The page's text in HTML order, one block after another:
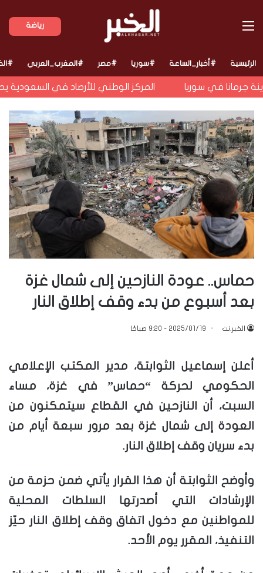
رياضة القائمة
الرئيسية #أخبار_الساعة #سوريا #مصر #المغرب_العربي
جرمانا في سوريا المركز الوطني للأرصاد في السعودية
حماس.. عودة النازحين إلى شمال غزة
بعد أسبوع من بدء وقف إطلاق النار
الخبر.نت 2025/01/19 - 9:20 صباحًا
أعلن إسماعيل الثوابتة، مدير المكتب الإعلامي
الحكومي لحركة “حماس” في غزة، مساء
السبت، أن النازحين في القطاع سيتمكنون من
العودة إلى شمال غزة بعد مرور سبعة أيام من
بدء سريان وقف إطلاق النار.
وأوضح الثوابتة أن هذا القرار يأتي ضمن حزمة من
الإرشادات التي أصدرتها السلطات المحلية
للمواطنين مع دخول اتفاق وقف إطلاق النار حيّز
التنفيذ، المقرر يوم الأحد.